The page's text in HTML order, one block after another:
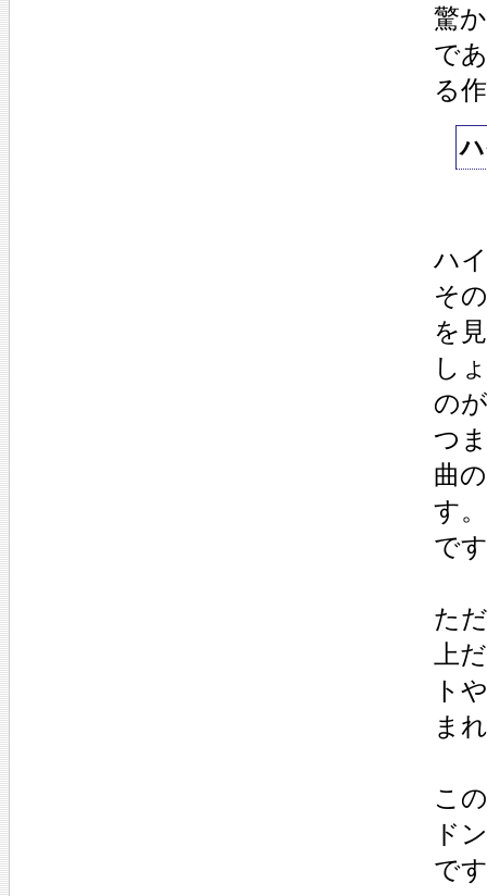
驚
で
る
ハ
そ
を
し
の
つ
曲
す
で
た
上
ト
ま
こ
ド
で